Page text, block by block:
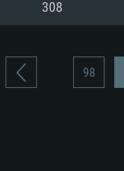
308
98